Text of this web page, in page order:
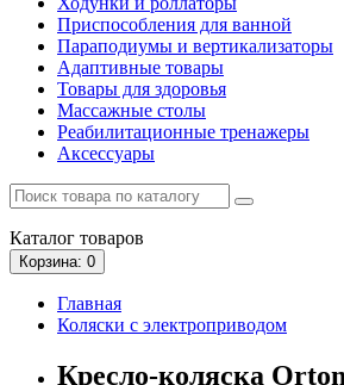
Приспособления для ванной
Параподиумы и вертикализаторы
Адаптивные товары
Товары для здоровья
Массажные столы
Реабилитационные тренажеры
Аксессуары
Каталог товаров
Корзина: 0
Главная
Коляски с электроприводом
Кресло-коляска